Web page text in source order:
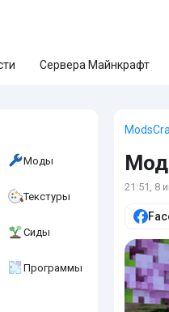
Сервера Майнкрафт
Моды
Текстуры
Сиды
Программы
21:51, 8